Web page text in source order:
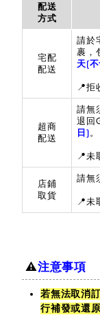
配送
方式
宅配
配送
請於
裹，
天(
📍拒
超商
配送
請無
退回
日)。
📍未
店鋪
取貨
請無
📍未
⚠️注意事項
若無法取消
行補發或還